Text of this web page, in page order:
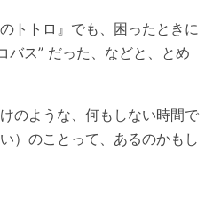
トトロ』でも、困ったときに
ス” だった、などと、とめ
のような、何もしない時間で
）のことって、あるのかもし